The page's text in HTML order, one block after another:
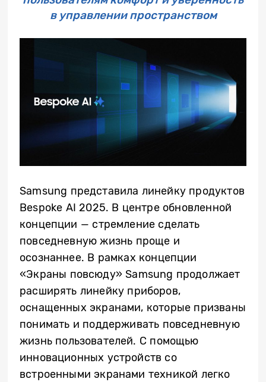
в управлении пространством
Samsung представила линейку продуктов
Bespoke AI 2025. В центре обновленной
концепции — стремление сделать
повседневную жизнь проще и
осознаннее. В рамках концепции
«Экраны повсюду» Samsung продолжает
расширять линейку приборов,
оснащенных экранами, которые призваны
понимать и поддерживать повседневную
жизнь пользователей. C помощью
инновационных устройств со
встроенными экранами техникой легко